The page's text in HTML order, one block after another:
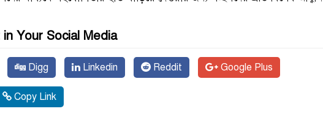
Your Social Media
Digg Linkedin Reddit Google Plus
Copy Link